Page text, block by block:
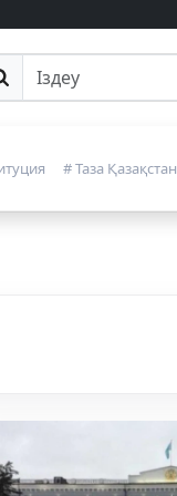
іздеу
# Таза Қазақстан